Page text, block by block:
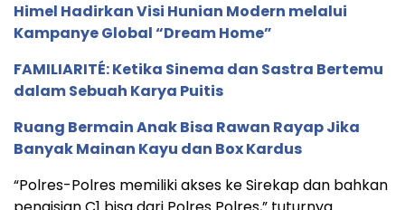
Himel Hadirkan Visi Hunian Modern melalui
Kampanye Global “Dream Home”
FAMILIARITÉ: Ketika Sinema dan Sastra Bertemu
dalam Sebuah Karya Puitis
Ruang Bermain Anak Bisa Rawan Rayap Jika
Banyak Mainan Kayu dan Box Kardus
“Polres-Polres memiliki akses ke Sirekap dan bahkan